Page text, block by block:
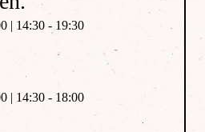
| 14:30 - 19:30
| 14:30 - 18:00